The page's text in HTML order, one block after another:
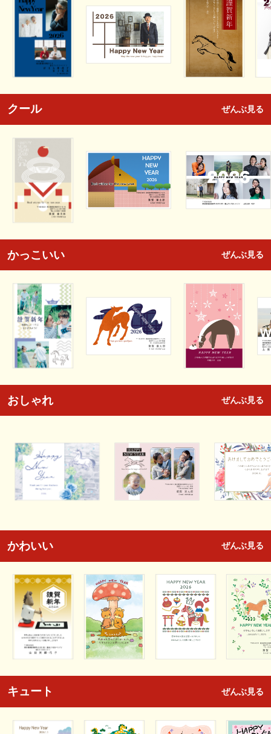
クール ぜんぶ見る
かっこいい ぜんぶ見る
おしゃれ ぜんぶ見る
かわいい ぜんぶ見る
キュート ぜんぶ見る